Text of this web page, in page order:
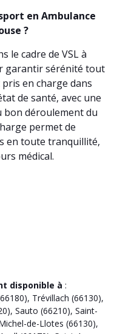
en Ambulance
?
le cadre de VSL à
garantir sérénité tout
en charge dans
de santé, avec une
déroulement du
permet de
en toute tranquillité,
médical.
disponible à :
, Trévillach (66130),
, Sauto (66210), Saint-
de-Llotes (66130),